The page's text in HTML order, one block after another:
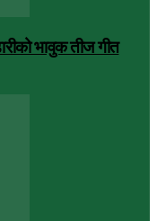
भावुक तीज गीत